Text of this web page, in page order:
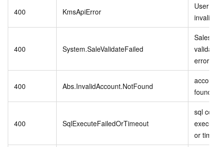
400 KmsApiError
User
invalid.
400 System.SaleValidateFailed
Sales
error.
400 Abs.InvalidAccount.NotFound
found.
400 SqlExecuteFailedOrTimeout
sql
or